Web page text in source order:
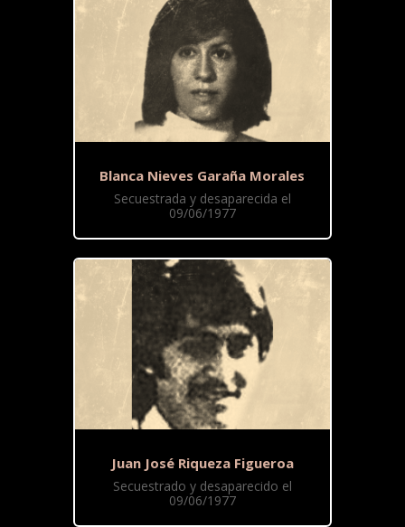
Blanca Nieves Garaña Morales
Secuestrada y desaparecida el
09/06/1977
Juan José Riqueza Figueroa
Secuestrado y desaparecido el
09/06/1977